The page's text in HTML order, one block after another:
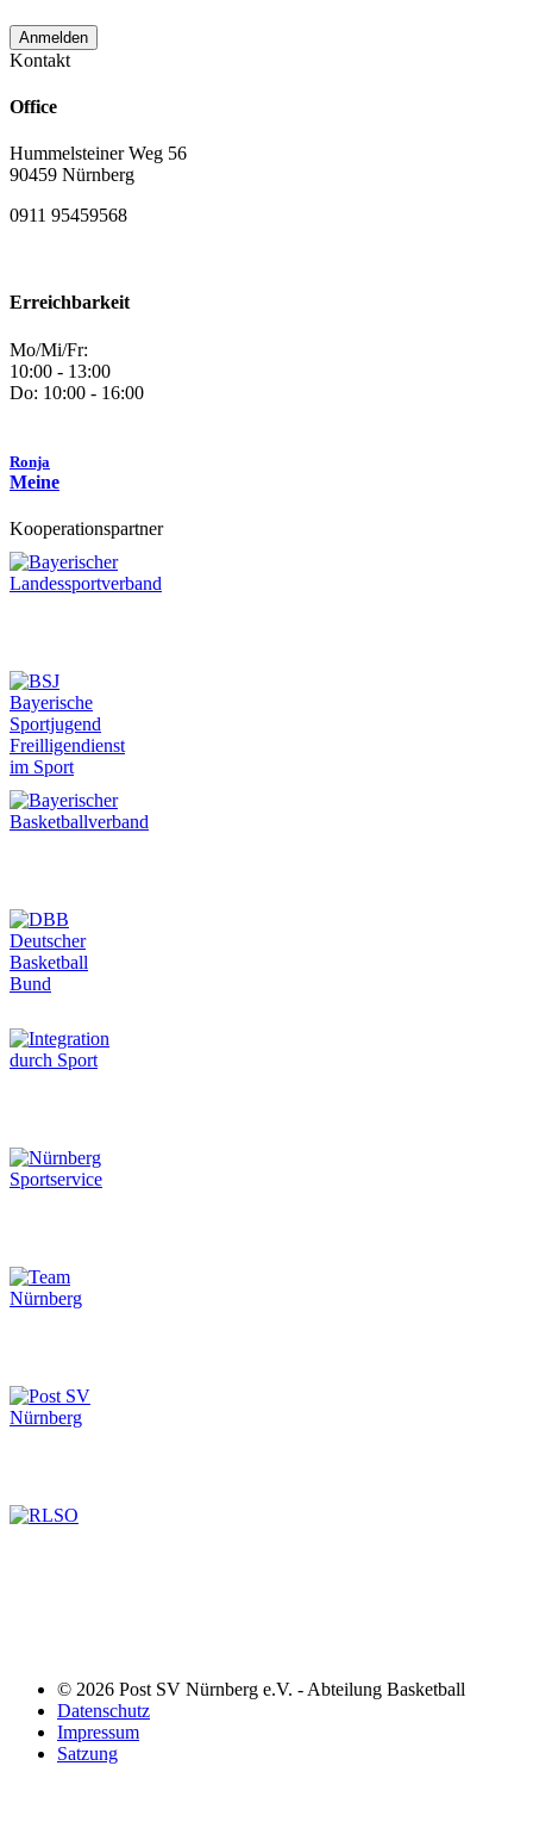
Kontakt
Office
Hummelsteiner Weg 56
90459 Nürnberg
0911 95459568
Erreichbarkeit
Mo/Mi/Fr:
10:00 - 13:00
Do: 10:00 - 16:00
Ronja
Meine
Kooperationspartner
© 2026 Post SV Nürnberg e.V. - Abteilung Basketball
Datenschutz
Impressum
Satzung